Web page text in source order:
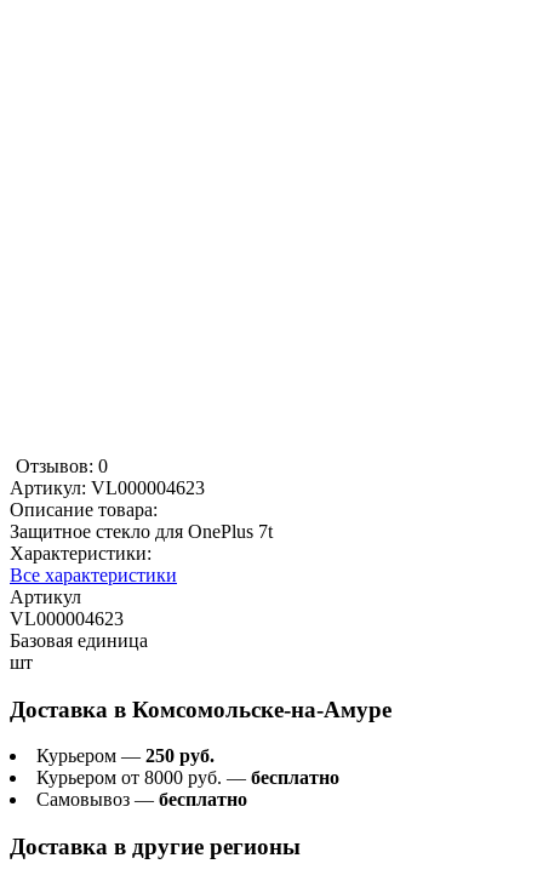
Отзывов: 0
Артикул: VL000004623
Описание товара:
Защитное стекло для OnePlus 7t
Характеристики:
Все характеристики
Артикул
VL000004623
Базовая единица
шт
Доставка в Комсомольске-на-Амуре
Курьером — 250 руб.
Курьером от 8000 руб. — бесплатно
Самовывоз — бесплатно
Доставка в другие регионы